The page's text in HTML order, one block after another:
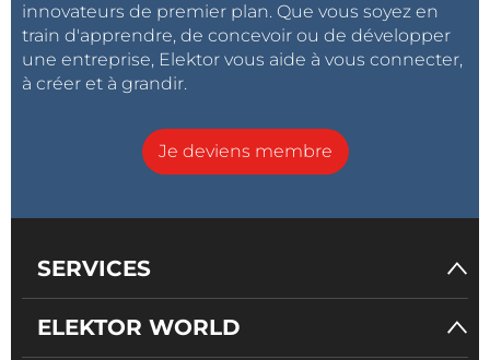
innovateurs de premier plan. Que vous soyez en
train d'apprendre, de concevoir ou de développer
une entreprise, Elektor vous aide à vous connecter,
à créer et à grandir.
Je deviens membre
SERVICES
ELEKTOR WORLD